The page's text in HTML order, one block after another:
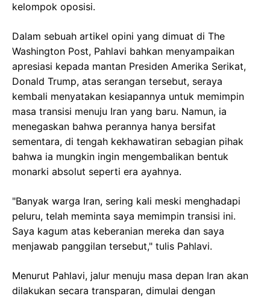
kelompok oposisi.
Dalam sebuah artikel opini yang dimuat di The
Washington Post, Pahlavi bahkan menyampaikan
apresiasi kepada mantan Presiden Amerika Serikat,
Donald Trump, atas serangan tersebut, seraya
kembali menyatakan kesiapannya untuk memimpin
masa transisi menuju Iran yang baru. Namun, ia
menegaskan bahwa perannya hanya bersifat
sementara, di tengah kekhawatiran sebagian pihak
bahwa ia mungkin ingin mengembalikan bentuk
monarki absolut seperti era ayahnya.
"Banyak warga Iran, sering kali meski menghadapi
peluru, telah meminta saya memimpin transisi ini.
Saya kagum atas keberanian mereka dan saya
menjawab panggilan tersebut," tulis Pahlavi.
Menurut Pahlavi, jalur menuju masa depan Iran akan
dilakukan secara transparan, dimulai dengan